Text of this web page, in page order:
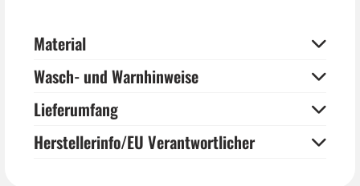
Material
Wasch- und Warnhinweise
Lieferumfang
Herstellerinfo/EU Verantwortlicher